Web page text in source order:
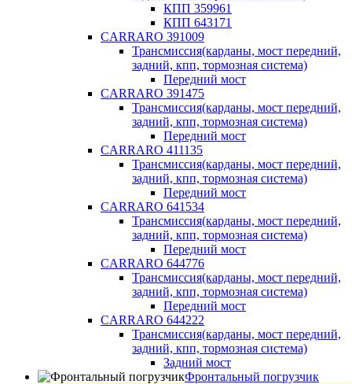
КПП 359961
КПП 643171
CARRARO 391009
Трансмиссия(карданы, мост передний,
задний, кпп, тормозная система)
Передний мост
CARRARO 391475
Трансмиссия(карданы, мост передний,
задний, кпп, тормозная система)
Передний мост
CARRARO 411135
Трансмиссия(карданы, мост передний,
задний, кпп, тормозная система)
Передний мост
CARRARO 641534
Трансмиссия(карданы, мост передний,
задний, кпп, тормозная система)
Передний мост
CARRARO 644776
Трансмиссия(карданы, мост передний,
задний, кпп, тормозная система)
Передний мост
CARRARO 644222
Трансмиссия(карданы, мост передний,
задний, кпп, тормозная система)
Задний мост
Фронтальный погрузчик